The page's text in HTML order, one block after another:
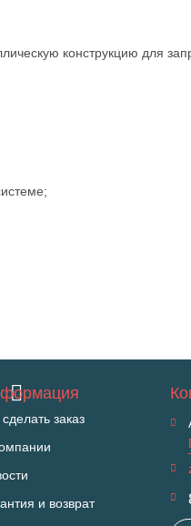
конструкцию для
сделать заказ
и возврат